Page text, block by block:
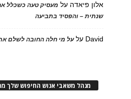
אלון פיאדה על מעסיק טעה כשכלל
שנתית – והפסיד בתביעה
David עלעל מי חלה החובה לשלם
מנהל משאבי אנוש החיפוש שלך